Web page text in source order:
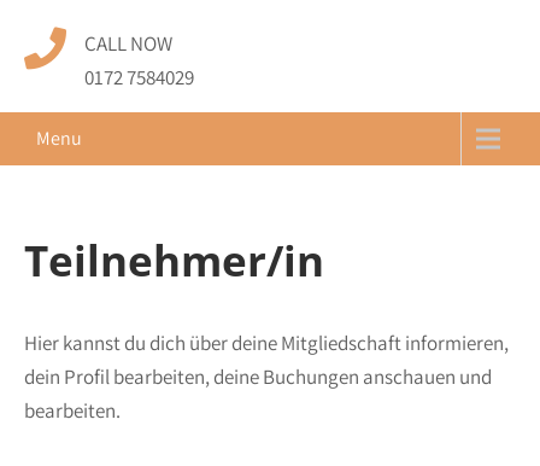
CALL NOW
0172 7584029
Menu
Teilnehmer/in
Hier kannst du dich über deine Mitgliedschaft informieren,
dein Profil bearbeiten, deine Buchungen anschauen und
bearbeiten.